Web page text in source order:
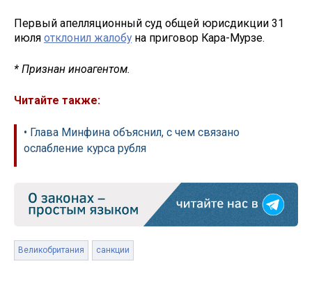
Первый апелляционный суд общей юрисдикции 31
июля отклонил жалобу на приговор Кара-Мурзе.
* Признан иноагентом.
Читайте также:
• Глава Минфина объяснил, с чем связано
ослабление курса рубля
Великобритания санкции